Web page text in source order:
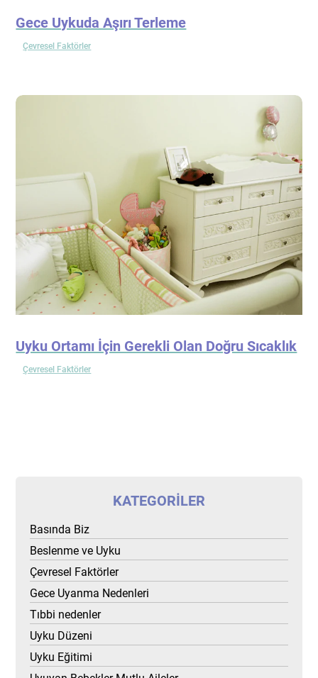
Gece Uykuda Aşırı Terleme
Çevresel Faktörler
Uyku Ortamı İçin Gerekli Olan Doğru Sıcaklık
Çevresel Faktörler
KATEGORILER
Basında Biz
Beslenme ve Uyku
Çevresel Faktörler
Gece Uyanma Nedenleri
Tıbbi nedenler
Uyku Düzeni
Uyku Eğitimi